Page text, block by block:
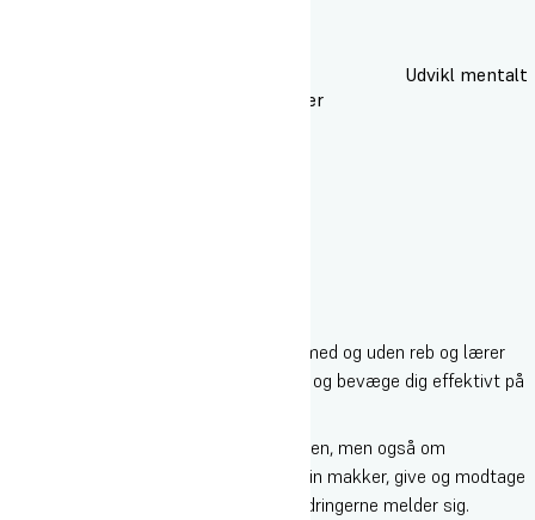
Udvikl mentalt
fokus og mod på nye udfordringer
Du bliver introduceret til klatring både med og uden reb og lærer
forskellige teknikker til at bruge udstyr og bevæge dig effektivt på
Klatring handler ikke kun om at nå toppen, men også om
samarbejde og tillid. Du lærer at sikre din makker, give og modtage
feedback og støtte hinanden, når udfordringerne melder sig.